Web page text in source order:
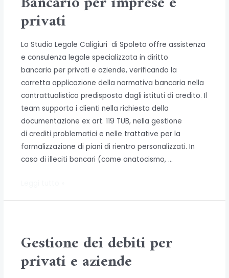
privati
Lo Studio Legale Caligiuri di Spoleto offre assistenza
e consulenza legale specializzata in diritto
bancario per privati e aziende, verificando la
corretta applicazione della normativa bancaria nella
contrattualistica predisposta dagli istituti di credito. Il
team supporta i clienti nella richiesta della
documentazione ex art. 119 TUB, nella gestione
di crediti problematici e nelle trattative per la
formalizzazione di piani di rientro personalizzati. In
caso di illeciti bancari (come anatocismo, …
imprese
e
privati
Gestione dei debiti per
privati e aziende